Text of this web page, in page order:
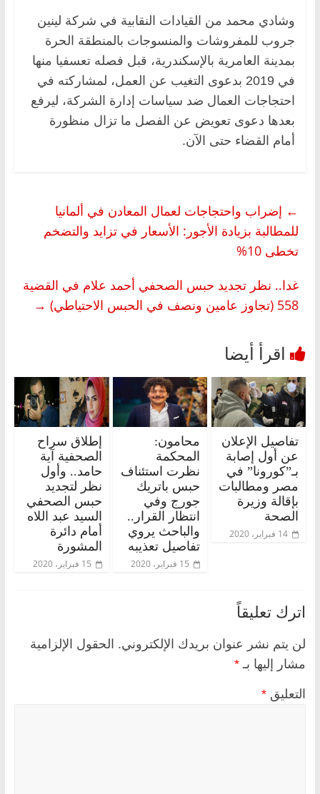
وشادي محمد من القيادات النقابية في شركة لينين
جروب للمفروشات والمنسوجات بالمنطقة الحرة
بمدينة العامرية بالإسكندرية، قبل فصله تعسفيا منها
في 2019 بدعوى التغيب عن العمل، لمشاركته في
احتجاجات العمال ضد سياسات إدارة الشركة، ليرفع
بعدها دعوى تعويض عن الفصل ما تزال منظورة
أمام القضاء حتى الآن.
← إضراب واحتجاجات لعمال المعادن في ألمانيا
للمطالبة بزيادة الأجور: الأسعار في تزايد والتضخم
تخطى 10%
غدا.. نظر تجديد حبس الصحفي أحمد علام في القضية
558 (تجاوز عامين ونصف في الحبس الاحتياطي)
→
تفاصيل الإعلان
عن أول إصابة
بـ”كورونا” في
مصر ومطالبات
بإقالة وزيرة
الصحة
14 فبراير، 2020
محامون:
المحكمة
نظرت استئناف
حبس باتريك
جورج وفي
انتظار القرار..
والباحث يروي
تفاصيل تعذيبه
15 فبراير، 2020
إطلاق سراح
الصحفية آية
حامد.. وأول
نظر لتجديد
حبس الصحفي
السيد عبد اللاه
أمام دائرة
المشورة
15 فبراير، 2020
اترك تعليقاً
لن يتم نشر عنوان بريدك الإلكتروني. الحقول الإلزامية
مشار إليها بـ *
التعليق *